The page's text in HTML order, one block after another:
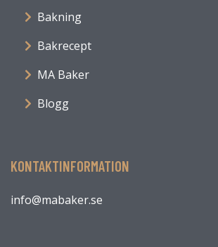
Bakning
Bakrecept
MA Baker
Blogg
KONTAKTINFORMATION
info@mabaker.se